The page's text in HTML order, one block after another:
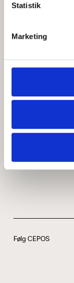
Statistik
Marketing
Hvem er CEPOS
Medarbejdere
Følg CEPOS